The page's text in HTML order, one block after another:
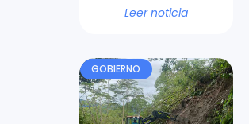
Leer noticia
GOBIERNO